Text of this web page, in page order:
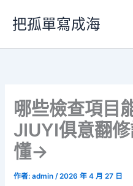
要
把孤單寫成海
哪些檢查項目
JIUYI俱意翻
懂→
作者:admin/2026 年 4 月 27 日